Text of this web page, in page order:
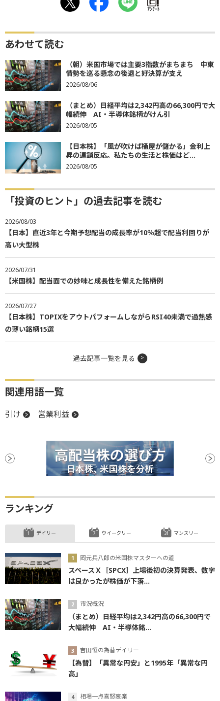
ｱﾝｹｰﾄ
あわせて読む
（朝）米国市場では主要3指数がまちまち 中東
情勢を巡る懸念の後退と好決算が支え
2026/08/06
（まとめ）日経平均は2,342円高の66,300円で大
幅続伸 AI・半導体銘柄がけん引
2026/08/05
【日本株】「風が吹けば桶屋が儲かる」金利上
昇の連鎖反応。私たちの生活と株価はど...
2026/08/05
「投資のヒント」の過去記事を読む
2026/08/03
【日本】直近3年と今期予想配当の成長率が10％超で配当利回りが
高い大型株
2026/07/31
【米国株】配当面での妙味と成長性を備えた銘柄例
2026/07/27
【日本株】TOPIXをアウトパフォームしながらRSI40未満で過熱感
の薄い銘柄15選
過去記事一覧を見る
関連用語一覧
引け 営業利益
ランキング
デイリー
岡元兵八郎の米国株マスターへの道
スペースＸ［SPCX］上場後初の決算発表、数字
は良かったが株価が下落...
市況概況
（まとめ）日経平均は2,342円高の66,300円で
大幅続伸 AI・半導体銘...
吉田恒の為替デイリー
【為替】「異常な円安」と1995年「異常な円
高」
相場一点喜怒哀楽
ウイークリー マンスリー